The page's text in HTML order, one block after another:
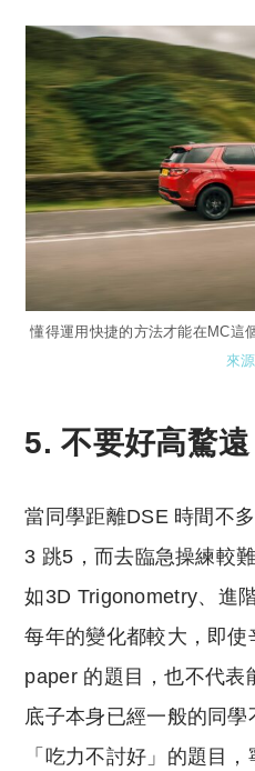
懂得運用快捷的方法才能在MC這
來源
5. 不要好高騖遠
當同學距離DSE 時間不
3 跳5，而去臨急操練較
如3D Trigonometry、進
每年的變化都較大，即
paper 的題目，也不代表
底子本身已經一般的同
「吃力不討好」的題目